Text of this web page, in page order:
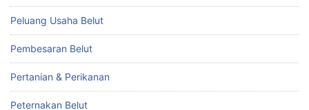
Peluang Usaha Belut
Pembesaran Belut
Pertanian & Perikanan
Peternakan Belut